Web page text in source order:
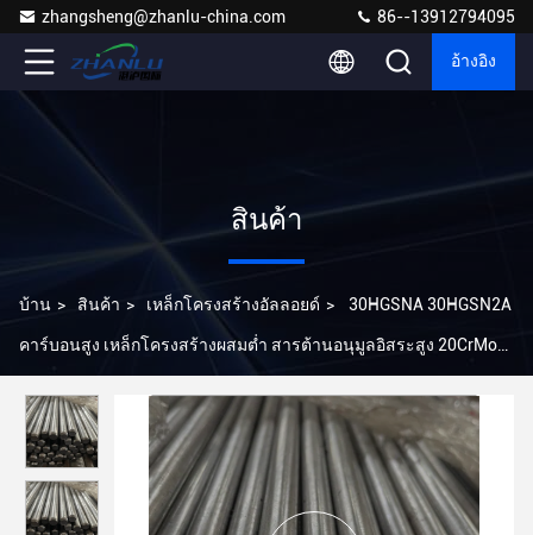
zhangsheng@zhanlu-china.com 86--13912794095
อ้างอิง
สินค้า
บ้าน > สินค้า > เหล็กโครงสร้างอัลลอยด์ > 30HGSNA 30HGSN2A
คาร์บอนสูง เหล็กโครงสร้างผสมต่ำ สารต้านอนุมูลอิสระสูง 20CrMo